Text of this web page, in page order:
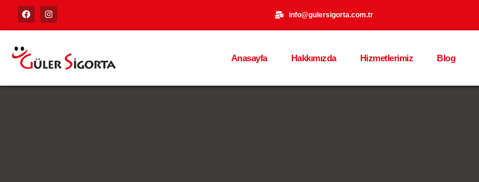
info@gulersigorta.com.tr
Anasayfa Hakkımızda Hizmetlerimiz Blog